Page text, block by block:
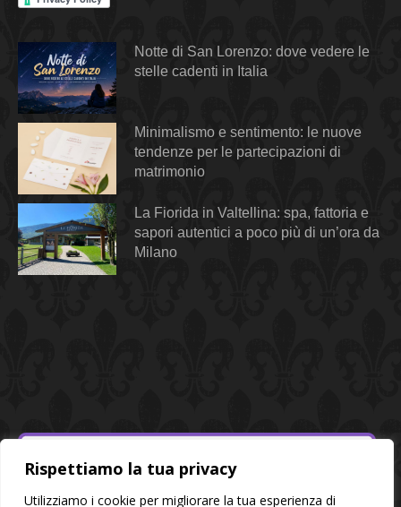
Rispettiamo la tua privacy
Utilizziamo i cookie per migliorare la tua esperienza di
Notte di San Lorenzo: dove vedere le
stelle cadenti in Italia
Minimalismo e sentimento: le nuove
tendenze per le partecipazioni di
matrimonio
La Fiorida in Valtellina: spa, fattoria e
sapori autentici a poco più di un’ora da
Milano